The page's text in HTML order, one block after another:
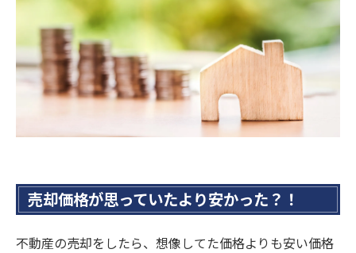
売却価格が思っていたより安かった？！
不動産の売却をしたら、想像してた価格よりも安い価格